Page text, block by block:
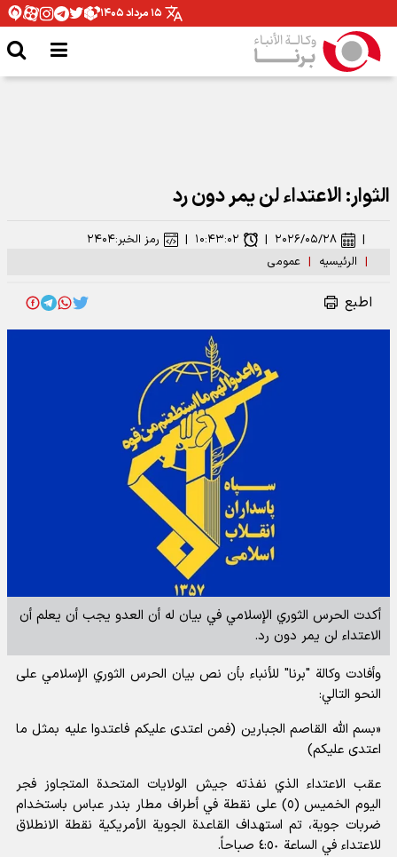
۱۵ مرداد ۱۴۰۵
الثوار: الاعتداء لن يمر دون رد
| الرئیسیه | عمومی
| ۲۰۲۶/۰۵/۲۸ | ۱۰:۴۳:۰۲ | رمز الخبر:۲۴۰۴
اطبع
أكدت الحرس الثوري الإسلامي في بيان له أن العدو يجب أن يعلم أن
الاعتداء لن يمر دون رد.
وأفادت وكالة "برنا" للأنباءبأن نص بيان الحرس الثوري الإسلامي على
النحو التالي:
«بسم الله القاصم الجبارين (فمن اعتدى عليكم فاعتدوا عليه بمثل ما
اعتدى عليكم)
عقب الاعتداء الذي نفذته جيش الولايات المتحدة المتجاوز فجر
اليوم الخميس (٥) على نقطة في أطراف مطار بندر عباس باستخدام
ضربات جوية، تم استهداف القاعدة الجوية الأمريكية نقطة الانطلاق
للاعتداء في الساعة ٤:٥٠ صباحاً.